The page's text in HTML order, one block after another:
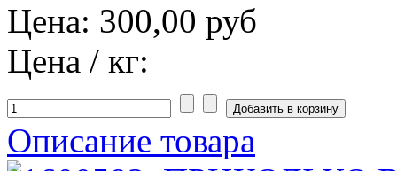
Цена: 300,00 руб
Цена / кг:
Описание товара